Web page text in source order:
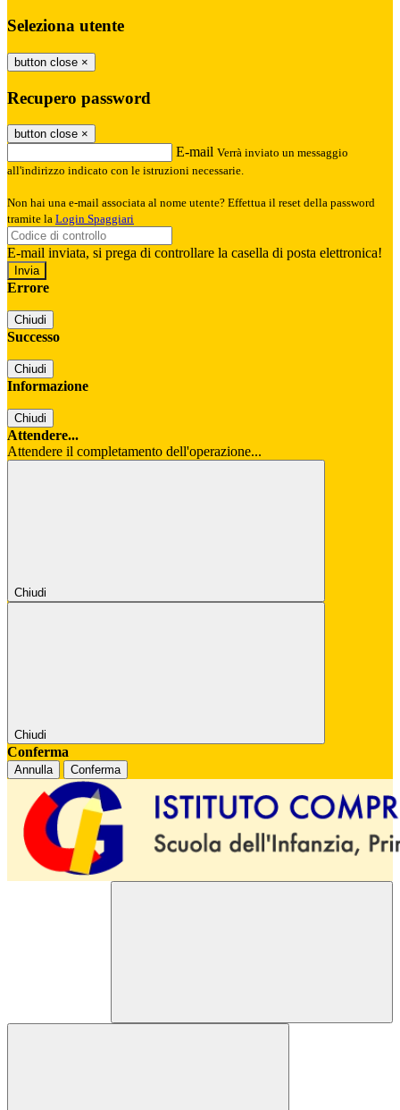
Seleziona utente
button close ×
Recupero password
button close ×
E-mail Verrà inviato un messaggio
all'indirizzo indicato con le istruzioni necessarie.
Non hai una e-mail associata al nome utente? Effettua il reset della password
tramite la Login Spaggiari
E-mail inviata, si prega di controllare la casella di posta elettronica!
Errore
Chiudi
Successo
Chiudi
Informazione
Chiudi
Attendere...
Attendere il completamento dell'operazione...
Chiudi
Chiudi
Conferma
Annulla Conferma